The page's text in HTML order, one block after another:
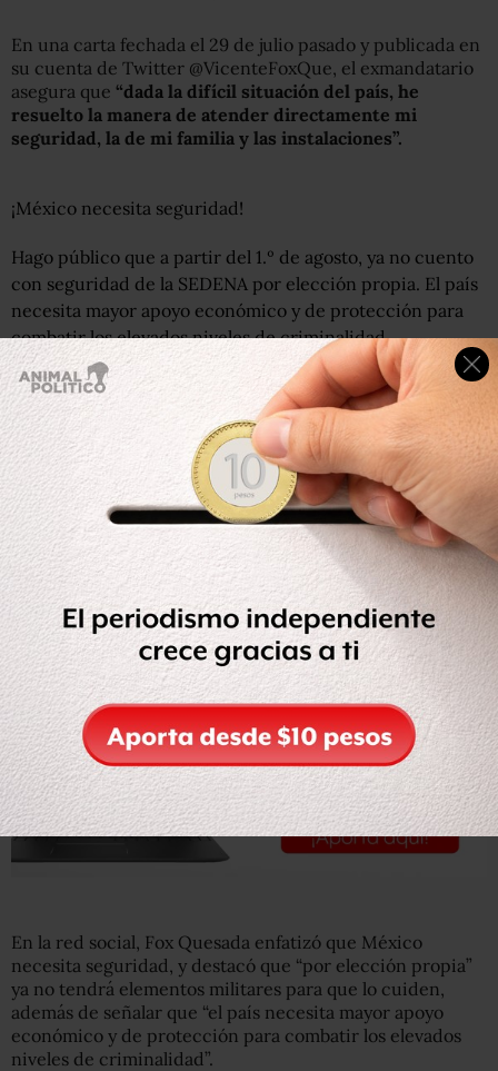
En una carta fechada el 29 de julio pasado y publicada en
su cuenta de Twitter @VicenteFoxQue, el exmandatario
asegura que “dada la difícil situación del país, he
resuelto la manera de atender directamente mi
seguridad, la de mi familia y las instalaciones”.
¡México necesita seguridad!
Hago público que a partir del 1.º de agosto, ya no cuento
con seguridad de la SEDENA por elección propia. El país
necesita mayor apoyo económico y de protección para
combatir los elevados niveles de criminalidad.
pic.twitter.com/6cwdIkqiFa
— Vicente Fox Quesada (@VicenteFoxQue)August 8, 2019
En la misiva, dirigida al secretario de la Defensa Nacional,
Luis Cresencio Sandoval González, el expresidente Fox
pide al funcionario federal eliminar a partir del 1 de
agosto “la seguridad proporcionada”, y agradece haberla
recibido.
En la red social, Fox Quesada enfatizó que México
necesita seguridad, y destacó que “por elección propia”
ya no tendrá elementos militares para que lo cuiden,
además de señalar que “el país necesita mayor apoyo
económico y de protección para combatir los elevados
niveles de criminalidad”.